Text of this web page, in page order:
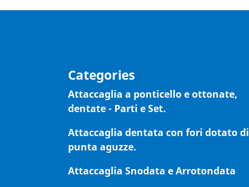
Categories
Attaccaglia a ponticello e ottonate,
dentate - Parti e Set.
Attaccaglia dentata con fori dotato di
punta aguzze.
Attaccaglia Snodata e Arrotondata